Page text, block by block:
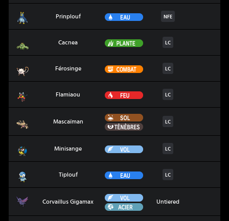
Prinplouf Eau NFE
Cacnea Plante LC
Férosinge Combat LC
Flamiaou Feu LC
Mascaïman
Sol
Ténèbres
LC
Minisange Vol LC
Tiplouf Eau LC
Corvaillus Gigamax
Vol
Acier
Untiered